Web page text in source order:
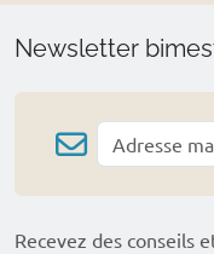
Newsletter
Recevez des conseils